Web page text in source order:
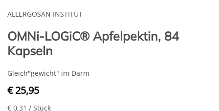
ALLERGOSAN INSTITUT
OMNi-LOGiC® Apfelpektin, 84
Kapseln
Gleich"gewicht" im Darm
€ 25,95
€ 0,31 / Stück